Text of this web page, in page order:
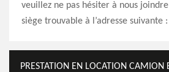
veuillez ne pas hésiter à nous
siège trouvable à l’adresse suivante
PRESTATION EN LOCATION CAMION